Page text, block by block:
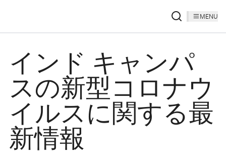
MENU
インド キャンパ
スの新型コロナウ
イルスに関する最
新情報